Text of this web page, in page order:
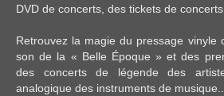
DVD de concerts, des tickets de concerts
Retrouvez la magie du pressage vinyle
son de la « Belle Époque » et des
des concerts de légende des
analogique des instruments de musique...